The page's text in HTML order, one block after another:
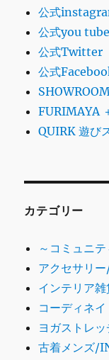
公式
公式you tube
公式Twitter
公式
SHOWROOM
FURIMAYA
QUIRK 遊び
カテゴリー
～コミュニテ
アクセサリ
インテリア
コーディネ
ヨガストレッ
古着メンズ/